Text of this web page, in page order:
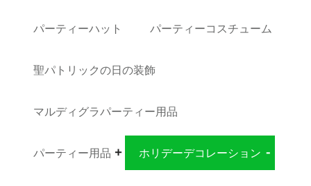
パーティーハット パーティーコスチューム
聖パトリックの日の装飾
マルディグラパーティー用品
パーティー用品 ホリデーデコレーション